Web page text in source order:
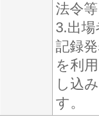
法令
3.出
記録
を利
し込
す。